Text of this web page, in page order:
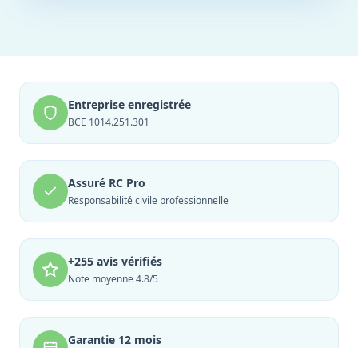
Entreprise enregistrée
BCE 1014.251.301
Assuré RC Pro
Responsabilité civile professionnelle
+255 avis vérifiés
Note moyenne 4.8/5
Garantie 12 mois